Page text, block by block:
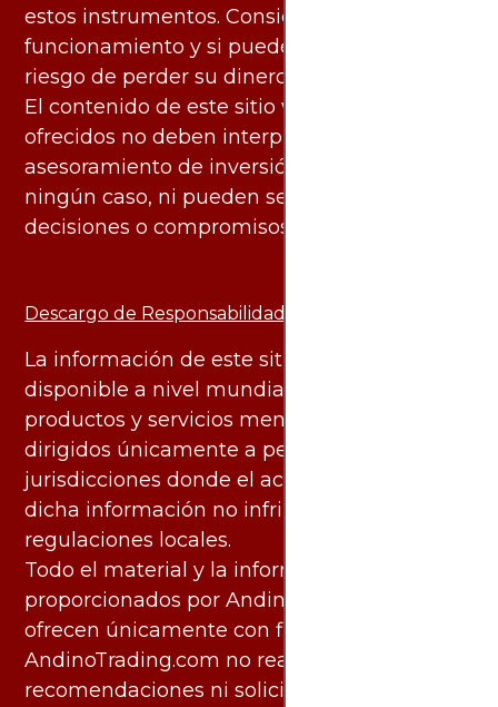
estos instrumentos. Considere si entiende su
funcionamiento y si puede asumir el alto
riesgo de perder su dinero.
El contenido de este sitio web y los servicios
ofrecidos no deben interpretarse como
asesoramiento de inversión ni financiero en
ningún caso, ni pueden servir de base para
decisiones o compromisos de ningún tipo.
Descargo de Responsabilidad:
La información de este sitio web está
disponible a nivel mundial. Sin embargo, los
productos y servicios mencionados están
dirigidos únicamente a personas en
jurisdicciones donde el acceso y uso de
dicha información no infringe leyes o
regulaciones locales.
Todo el material y la información
proporcionados por AndinoTrading.com se
ofrecen únicamente con fines informativos.
AndinoTrading.com no realiza
recomendaciones ni solicita acciones